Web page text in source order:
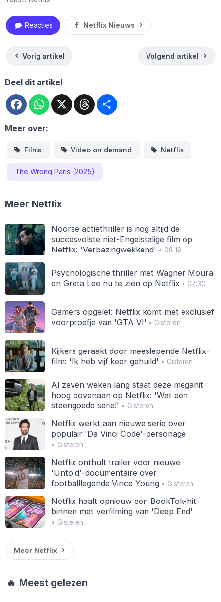
Reacties Netflix Nieuws
Vorig artikel Volgend artikel
Deel dit artikel
FacebookWhatsApp
X Threads
Meer over:
Films Video on demand Netflix
The Wrong Paris (2025)
Meer Netflix
Noorse actiethriller is nog altijd de
succesvolste niet-Engelstalige film op
Netflix: 'Verbazingwekkend' • 08:19
Psychologische thriller met Wagner Moura
en Greta Lee nu te zien op Netflix• 07:30
Gamers opgelet: Netflix komt met exclusief
voorproefje van 'GTA VI' • Gisteren
Kijkers geraakt door meeslepende Netflix-
film: 'Ik heb vijf keer gehuild' • Gisteren
Al zeven weken lang staat deze megahit
hoog bovenaan op Netflix: 'Wat een
steengoede serie!' • Gisteren
Netflix werkt aan nieuwe serie over
populair 'Da Vinci Code'-personage
• Gisteren
Netflix onthult trailer voor nieuwe
'Untold'-documentaire over
footballlegende Vince Young• Gisteren
Netflix haalt opnieuw een BookTok-hit
binnen met verfilming van 'Deep End'
• Gisteren
Meer Netflix
🔥 Meest gelezen